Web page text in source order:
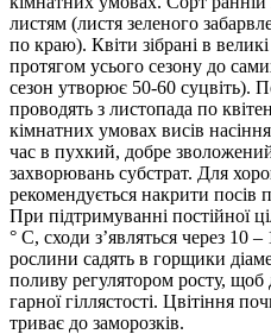
листям (листя зеленого
по краю). Квіти зібрані в
протягом усього сезону до
сезон утворює 50-60 суцвіть).
проводять з листопада по
кімнатних умовах висів
час в пухкий, добре
захворювань субстрат. Для
рекомендується накрити посів
При підтримуванні постійної
° C, сходи з’являться через 10
рослини садять в горщики
поливу регулятором росту, щоб
гарної гіллястості. Цвітіння
триває до заморозків.